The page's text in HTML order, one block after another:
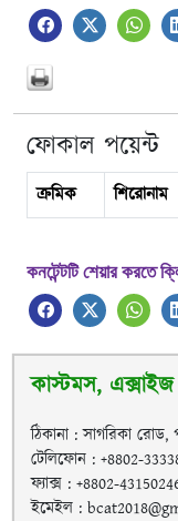
ফোকাল পয়েন্ট
ক্রমিক শিরোনাম
কনটেন্টটি শেয়ার করতে
কাস্টমস, এক্সাইজ
ঠিকানা : সাগরিকা রোড,
টেলিফোন : +8802-
ফ্যাক্স : +8802-
ইমেইল :